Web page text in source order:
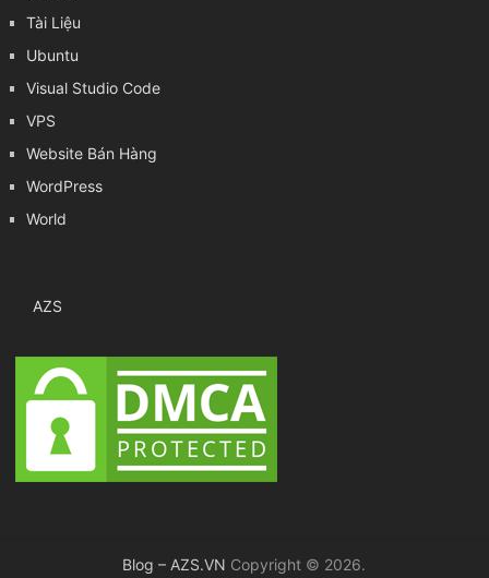
Tài Liệu
Ubuntu
Visual Studio Code
VPS
Website Bán Hàng
WordPress
World
AZS
Blog – AZS.VN Copyright © 2026.